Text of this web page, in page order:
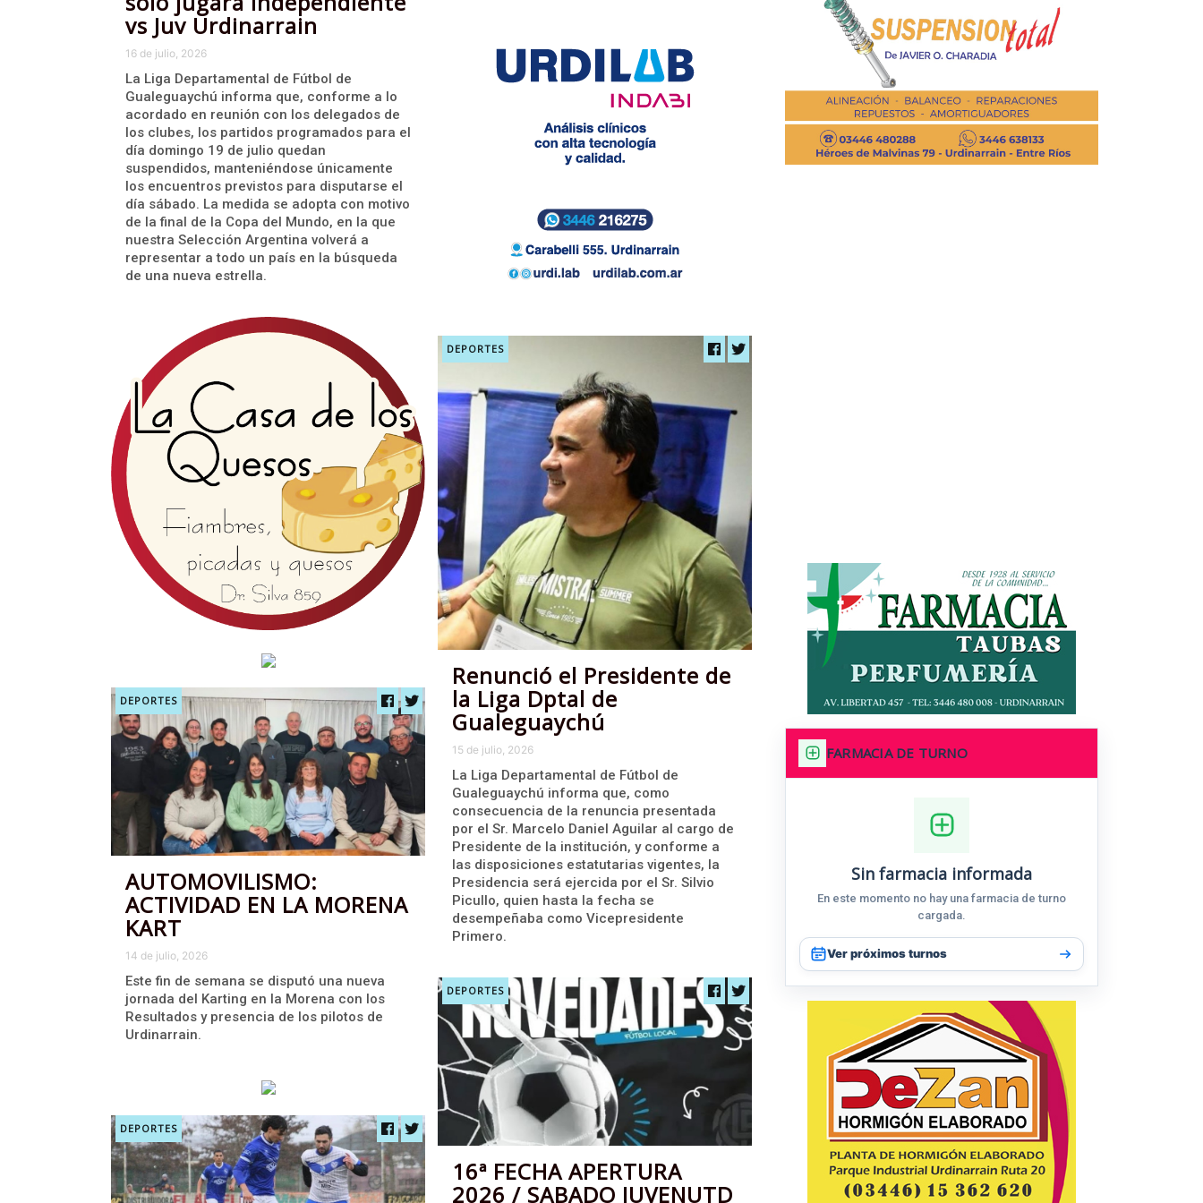
vs Juv Urdinarrain
16 de julio, 2026
La Liga Departamental de Fútbol de
Gualeguaychú informa que, conforme a lo
acordado en reunión con los delegados de
los clubes, los partidos programados para el
día domingo 19 de julio quedan
suspendidos, manteniéndose únicamente
los encuentros previstos para disputarse el
día sábado. La medida se adopta con motivo
de la final de la Copa del Mundo, en la que
nuestra Selección Argentina volverá a
representar a todo un país en la búsqueda
de una nueva estrella.
DEPORTES
Renunció el Presidente de
la Liga Dptal de
Gualeguaychú
15 de julio, 2026
La Liga Departamental de Fútbol de
Gualeguaychú informa que, como
consecuencia de la renuncia presentada
por el Sr. Marcelo Daniel Aguilar al cargo de
Presidente de la institución, y conforme a
las disposiciones estatutarias vigentes, la
Presidencia será ejercida por el Sr. Silvio
Picullo, quien hasta la fecha se
desempeñaba como Vicepresidente
Primero.
DEPORTES
AUTOMOVILISMO:
ACTIVIDAD EN LA MORENA
KART
14 de julio, 2026
Este fin de semana se disputó una nueva
jornada del Karting en la Morena con los
Resultados y presencia de los pilotos de
Urdinarrain.
DEPORTES
16ª FECHA APERTURA
2026 / SABADO JUVENUTD
DEPORTES
FARMACIA DE TURNO
Sin farmacia informada
En este momento no hay una farmacia de turno
cargada.
Ver próximos turnos